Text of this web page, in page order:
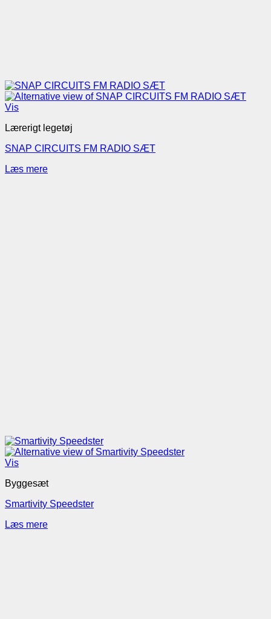
Vis
Lærerigt legetøj
SNAP CIRCUITS FM RADIO SÆT
Læs mere
Vis
Byggesæt
Smartivity Speedster
Læs mere